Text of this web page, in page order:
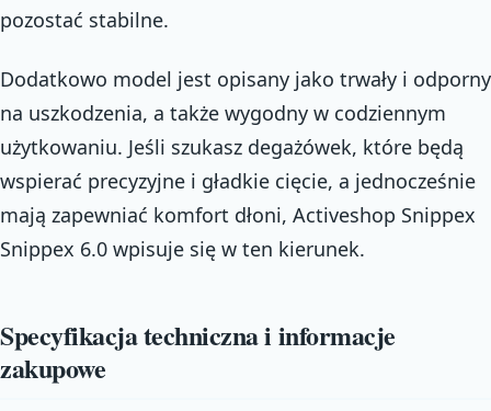
pozostać stabilne.
Dodatkowo model jest opisany jako trwały i odporny
na uszkodzenia, a także wygodny w codziennym
użytkowaniu. Jeśli szukasz degażówek, które będą
wspierać precyzyjne i gładkie cięcie, a jednocześnie
mają zapewniać komfort dłoni, Activeshop Snippex
Snippex 6.0 wpisuje się w ten kierunek.
Specyfikacja techniczna i informacje
zakupowe